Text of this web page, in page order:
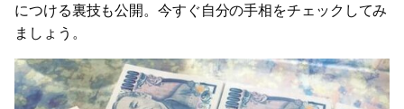
につける裏技も公開。今すぐ自分の手相をチェックしてみ
ましょう。